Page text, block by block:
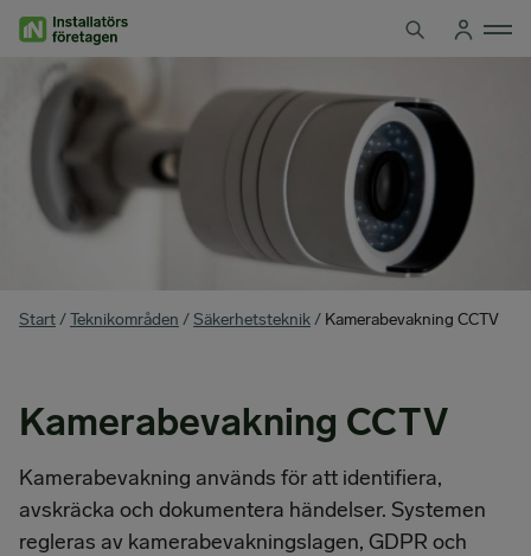
innehåll
You
Start/Teknikområden /Säkerhetsteknik/ Kamerabevakning CCTV
Kamerabevakning CCTV
Kamerabevakning används för att identifiera,
avskräcka och dokumentera händelser. Systemen
regleras av kamerabevakningslagen, GDPR och